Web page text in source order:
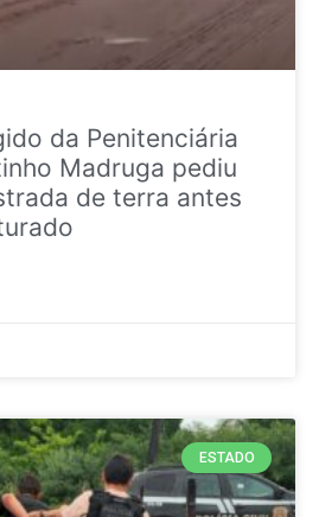
da Penitenciária
Madruga pediu
de terra antes
ESTADO